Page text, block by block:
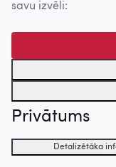
savu izvēli:
Privātums
Detalizētāka